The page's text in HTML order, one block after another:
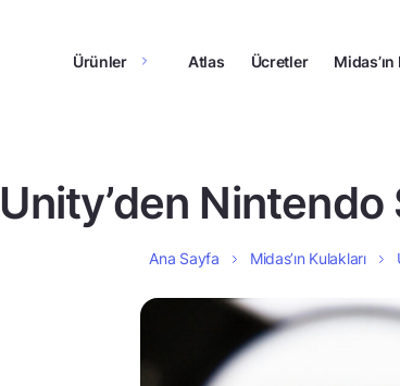
Ürünler Atlas Ücretler
Unity’den
Ana Sayfa Midas’ın Kulakları